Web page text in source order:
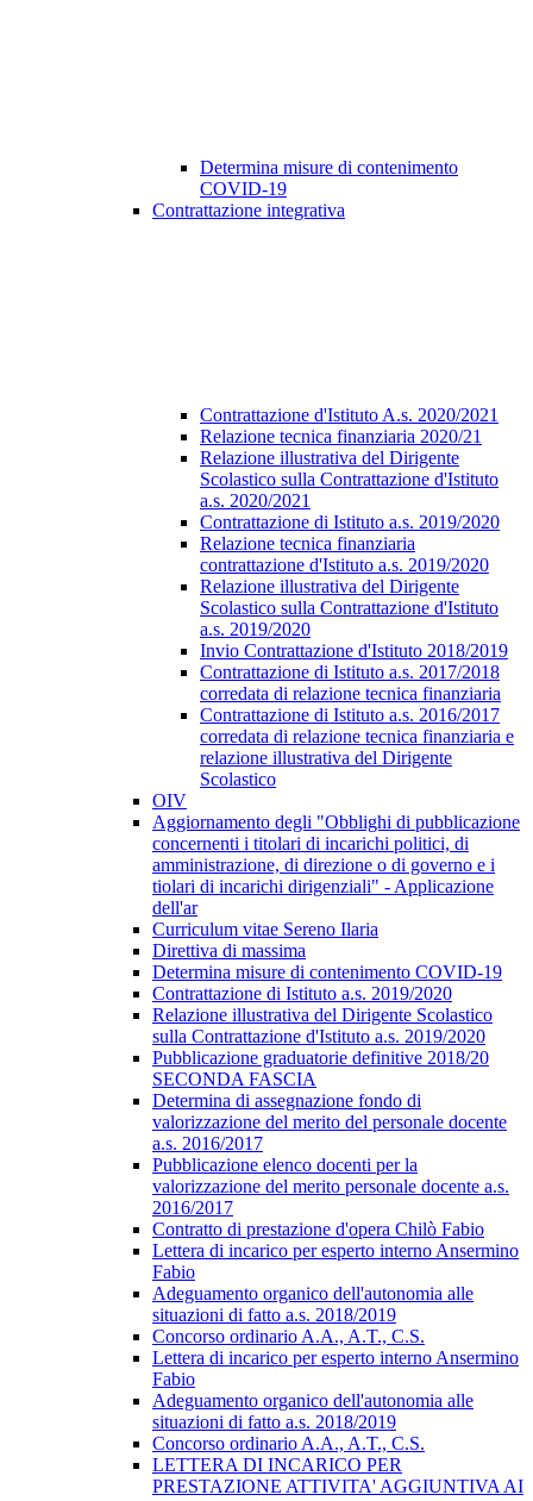
Determina misure di contenimento
COVID-19
Contrattazione integrativa
Contrattazione d'Istituto A.s. 2020/2021
Relazione tecnica finanziaria 2020/21
Relazione illustrativa del Dirigente
Scolastico sulla Contrattazione d'Istituto
a.s. 2020/2021
Contrattazione di Istituto a.s. 2019/2020
Relazione tecnica finanziaria
contrattazione d'Istituto a.s. 2019/2020
Relazione illustrativa del Dirigente
Scolastico sulla Contrattazione d'Istituto
a.s. 2019/2020
Invio Contrattazione d'Istituto 2018/2019
Contrattazione di Istituto a.s. 2017/2018
corredata di relazione tecnica finanziaria
Contrattazione di Istituto a.s. 2016/2017
corredata di relazione tecnica finanziaria e
relazione illustrativa del Dirigente
Scolastico
OIV
Aggiornamento degli "Obblighi di pubblicazione
concernenti i titolari di incarichi politici, di
amministrazione, di direzione o di governo e i
tiolari di incarichi dirigenziali" - Applicazione
dell'ar
Curriculum vitae Sereno Ilaria
Direttiva di massima
Determina misure di contenimento COVID-19
Contrattazione di Istituto a.s. 2019/2020
Relazione illustrativa del Dirigente Scolastico
sulla Contrattazione d'Istituto a.s. 2019/2020
Pubblicazione graduatorie definitive 2018/20
SECONDA FASCIA
Determina di assegnazione fondo di
valorizzazione del merito del personale docente
a.s. 2016/2017
Pubblicazione elenco docenti per la
valorizzazione del merito personale docente a.s.
2016/2017
Contratto di prestazione d'opera Chilò Fabio
Lettera di incarico per esperto interno Ansermino
Fabio
Adeguamento organico dell'autonomia alle
situazioni di fatto a.s. 2018/2019
Concorso ordinario A.A., A.T., C.S.
Lettera di incarico per esperto interno Ansermino
Fabio
Adeguamento organico dell'autonomia alle
situazioni di fatto a.s. 2018/2019
Concorso ordinario A.A., A.T., C.S.
LETTERA DI INCARICO PER
PRESTAZIONE ATTIVITA' AGGIUNTIVA AI